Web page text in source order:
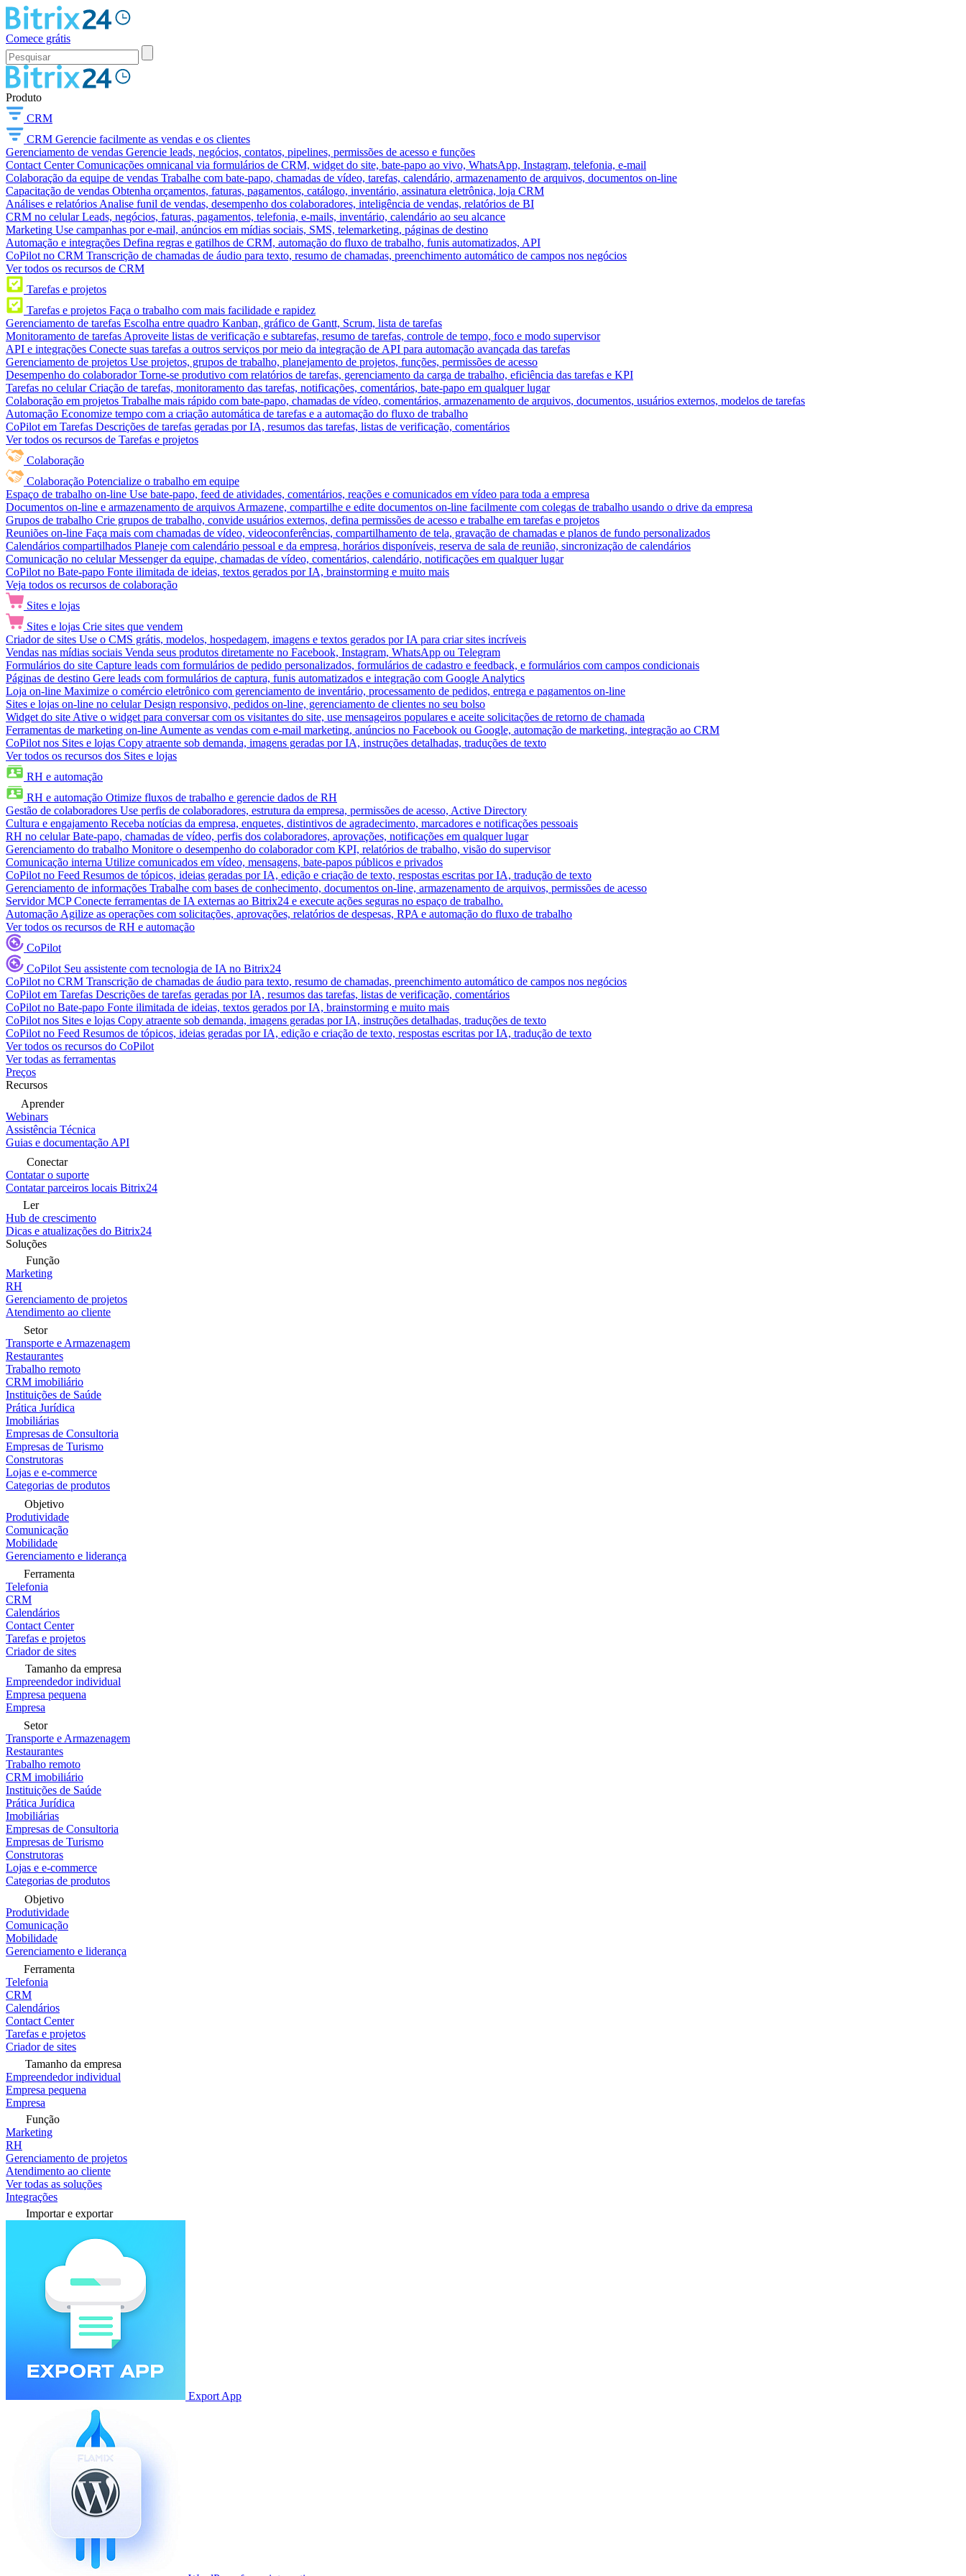
Comece grátis
Produto
CRM
CRM Gerencie facilmente as vendas e os clientes
Gerenciamento de vendas Gerencie leads, negócios, contatos, pipelines, permissões de acesso e funções
Contact Center Comunicações omnicanal via formulários de CRM, widget do site, bate-papo ao vivo, WhatsApp, Instagram, telefonia, e-mail
Colaboração da equipe de vendas Trabalhe com bate-papo, chamadas de vídeo, tarefas, calendário, armazenamento de arquivos, documentos on-line
Capacitação de vendas Obtenha orçamentos, faturas, pagamentos, catálogo, inventário, assinatura eletrônica, loja CRM
Análises e relatórios Analise funil de vendas, desempenho dos colaboradores, inteligência de vendas, relatórios de BI
CRM no celular Leads, negócios, faturas, pagamentos, telefonia, e-mails, inventário, calendário ao seu alcance
Marketing Use campanhas por e-mail, anúncios em mídias sociais, SMS, telemarketing, páginas de destino
Automação e integrações Defina regras e gatilhos de CRM, automação do fluxo de trabalho, funis automatizados, API
CoPilot no CRM Transcrição de chamadas de áudio para texto, resumo de chamadas, preenchimento automático de campos nos negócios
Ver todos os recursos de CRM
Tarefas e projetos
Tarefas e projetos Faça o trabalho com mais facilidade e rapidez
Gerenciamento de tarefas Escolha entre quadro Kanban, gráfico de Gantt, Scrum, lista de tarefas
Monitoramento de tarefas Aproveite listas de verificação e subtarefas, resumo de tarefas, controle de tempo, foco e modo supervisor
API e integrações Conecte suas tarefas a outros serviços por meio da integração de API para automação avançada das tarefas
Gerenciamento de projetos Use projetos, grupos de trabalho, planejamento de projetos, funções, permissões de acesso
Desempenho do colaborador Torne-se produtivo com relatórios de tarefas, gerenciamento da carga de trabalho, eficiência das tarefas e KPI
Tarefas no celular Criação de tarefas, monitoramento das tarefas, notificações, comentários, bate-papo em qualquer lugar
Colaboração em projetos Trabalhe mais rápido com bate-papo, chamadas de vídeo, comentários, armazenamento de arquivos, documentos, usuários externos, modelos de tarefas
Automação Economize tempo com a criação automática de tarefas e a automação do fluxo de trabalho
CoPilot em Tarefas Descrições de tarefas geradas por IA, resumos das tarefas, listas de verificação, comentários
Ver todos os recursos de Tarefas e projetos
Colaboração
Colaboração Potencialize o trabalho em equipe
Espaço de trabalho on-line Use bate-papo, feed de atividades, comentários, reações e comunicados em vídeo para toda a empresa
Documentos on-line e armazenamento de arquivos Armazene, compartilhe e edite documentos on-line facilmente com colegas de trabalho usando o drive da empresa
Grupos de trabalho Crie grupos de trabalho, convide usuários externos, defina permissões de acesso e trabalhe em tarefas e projetos
Reuniões on-line Faça mais com chamadas de vídeo, videoconferências, compartilhamento de tela, gravação de chamadas e planos de fundo personalizados
Calendários compartilhados Planeje com calendário pessoal e da empresa, horários disponíveis, reserva de sala de reunião, sincronização de calendários
Comunicação no celular Messenger da equipe, chamadas de vídeo, comentários, calendário, notificações em qualquer lugar
CoPilot no Bate-papo Fonte ilimitada de ideias, textos gerados por IA, brainstorming e muito mais
Veja todos os recursos de colaboração
Sites e lojas
Sites e lojas Crie sites que vendem
Criador de sites Use o CMS grátis, modelos, hospedagem, imagens e textos gerados por IA para criar sites incríveis
Vendas nas mídias sociais Venda seus produtos diretamente no Facebook, Instagram, WhatsApp ou Telegram
Formulários do site Capture leads com formulários de pedido personalizados, formulários de cadastro e feedback, e formulários com campos condicionais
Páginas de destino Gere leads com formulários de captura, funis automatizados e integração com Google Analytics
Loja on-line Maximize o comércio eletrônico com gerenciamento de inventário, processamento de pedidos, entrega e pagamentos on-line
Sites e lojas on-line no celular Design responsivo, pedidos on-line, gerenciamento de clientes no seu bolso
Widget do site Ative o widget para conversar com os visitantes do site, use mensageiros populares e aceite solicitações de retorno de chamada
Ferramentas de marketing on-line Aumente as vendas com e-mail marketing, anúncios no Facebook ou Google, automação de marketing, integração ao CRM
CoPilot nos Sites e lojas Copy atraente sob demanda, imagens geradas por IA, instruções detalhadas, traduções de texto
Ver todos os recursos dos Sites e lojas
RH e automação
RH e automação Otimize fluxos de trabalho e gerencie dados de RH
Gestão de colaboradores Use perfis de colaboradores, estrutura da empresa, permissões de acesso, Active Directory
Cultura e engajamento Receba notícias da empresa, enquetes, distintivos de agradecimento, marcadores e notificações pessoais
RH no celular Bate-papo, chamadas de vídeo, perfis dos colaboradores, aprovações, notificações em qualquer lugar
Gerenciamento do trabalho Monitore o desempenho do colaborador com KPI, relatórios de trabalho, visão do supervisor
Comunicação interna Utilize comunicados em vídeo, mensagens, bate-papos públicos e privados
CoPilot no Feed Resumos de tópicos, ideias geradas por IA, edição e criação de texto, respostas escritas por IA, tradução de texto
Gerenciamento de informações Trabalhe com bases de conhecimento, documentos on-line, armazenamento de arquivos, permissões de acesso
Servidor MCP Conecte ferramentas de IA externas ao Bitrix24 e execute ações seguras no espaço de trabalho.
Automação Agilize as operações com solicitações, aprovações, relatórios de despesas, RPA e automação do fluxo de trabalho
Ver todos os recursos de RH e automação
CoPilot
CoPilot Seu assistente com tecnologia de IA no Bitrix24
CoPilot no CRM Transcrição de chamadas de áudio para texto, resumo de chamadas, preenchimento automático de campos nos negócios
CoPilot em Tarefas Descrições de tarefas geradas por IA, resumos das tarefas, listas de verificação, comentários
CoPilot no Bate-papo Fonte ilimitada de ideias, textos gerados por IA, brainstorming e muito mais
CoPilot nos Sites e lojas Copy atraente sob demanda, imagens geradas por IA, instruções detalhadas, traduções de texto
CoPilot no Feed Resumos de tópicos, ideias geradas por IA, edição e criação de texto, respostas escritas por IA, tradução de texto
Ver todos os recursos do CoPilot
Ver todas as ferramentas
Preços
Recursos
Aprender
Webinars
Assistência Técnica
Guias e documentação API
Conectar
Contatar o suporte
Contatar parceiros locais Bitrix24
Ler
Hub de crescimento
Dicas e atualizações do Bitrix24
Soluções
Função
Marketing
RH
Gerenciamento de projetos
Atendimento ao cliente
Setor
Transporte e Armazenagem
Restaurantes
Trabalho remoto
CRM imobiliário
Instituições de Saúde
Prática Jurídica
Imobiliárias
Empresas de Consultoria
Empresas de Turismo
Construtoras
Lojas e e-commerce
Categorias de produtos
Objetivo
Produtividade
Comunicação
Mobilidade
Gerenciamento e liderança
Ferramenta
Telefonia
CRM
Calendários
Contact Center
Tarefas e projetos
Criador de sites
Tamanho da empresa
Empreendedor individual
Empresa pequena
Empresa
Setor
Transporte e Armazenagem
Restaurantes
Trabalho remoto
CRM imobiliário
Instituições de Saúde
Prática Jurídica
Imobiliárias
Empresas de Consultoria
Empresas de Turismo
Construtoras
Lojas e e-commerce
Categorias de produtos
Objetivo
Produtividade
Comunicação
Mobilidade
Gerenciamento e liderança
Ferramenta
Telefonia
CRM
Calendários
Contact Center
Tarefas e projetos
Criador de sites
Tamanho da empresa
Empreendedor individual
Empresa pequena
Empresa
Função
Marketing
RH
Gerenciamento de projetos
Atendimento ao cliente
Ver todas as soluções
Integrações
Importar e exportar
Export App